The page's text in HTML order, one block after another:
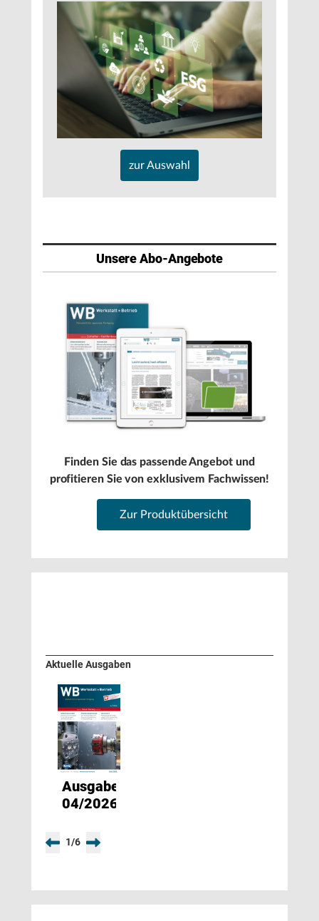
zur Auswahl
Unsere Abo-Angebote
Finden Sie das passende Angebot und
profitieren Sie von exklusivem Fachwissen!
Zur Produktübersicht
Aktuelle Ausgaben
Ausgabe
04/2026
1/6